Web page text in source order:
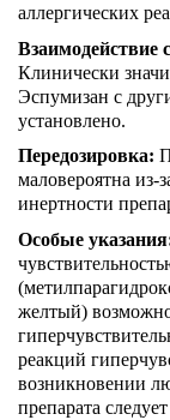
аллергических
Взаимодействие
Клинически
Эспумизан с
установлено.
Передозировка:
маловероятна из-
инертности
Особые
желтый)
реакций
возникновении
препарата